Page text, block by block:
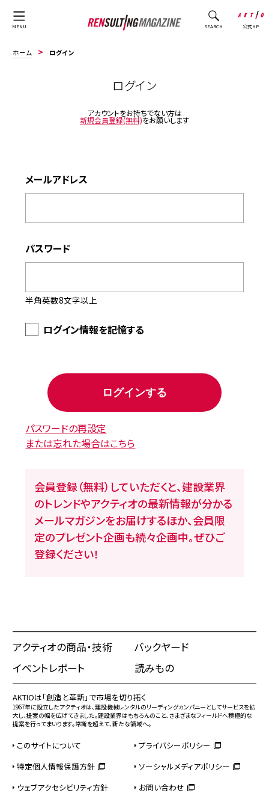
MENU SEARCH 公式HP
ホーム ログイン
ログイン
アカウントをお持ちでない方は
新規会員登録(無料)をお願いします
メールアドレス
パスワード
半角英数8文字以上
ログイン情報を記憶する
パスワードの再設定
または忘れた場合はこちら
会員登録（無料）していただくと、建設業界
のトレンドやアクティオの最新情報が分かる
メールマガジンをお届けするほか、会員限
定のプレゼント企画も続々企画中。ぜひご
登録ください！
アクティオの商品・技術
バックヤード
イベントレポート
読みもの
AKTIOは「創造と革新」で市場を切り拓く
1967年に設立したアクティオは、建設機械レンタルのリーディングカンパニーとしてサービスを拡
大し、提案の幅を広げてきました。建設業界はもちろんのこと、さまざまなフィールドへ積極的な
提案を行ってまいります。常識を超えて、新たな領域へ。
このサイトについて
プライバシーポリシー
特定個人情報保護方針
ソーシャルメディアポリシー
ウェブアクセシビリティ方針
お問い合わせ